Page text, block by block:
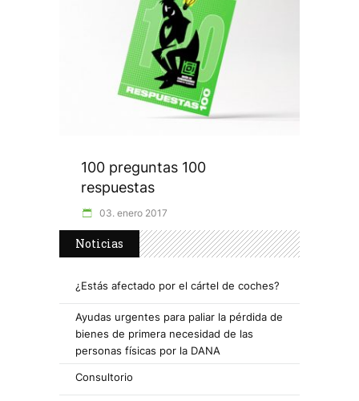
100 preguntas 100
respuestas
03. enero 2017
Noticias
¿Estás afectado por el cártel de coches?
Ayudas urgentes para paliar la pérdida de
bienes de primera necesidad de las
personas físicas por la DANA
Consultorio